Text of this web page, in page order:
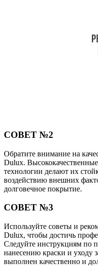
СОВЕТ №2
Обратите внимание на
Dulux.
технологии делают их
воздействию внешних
долговечное покрытие.
СОВЕТ №3
Используйте советы и
Dulux, чтобы достичь
Следуйте инструкциям по
нанесению краски и уходу
выполнен качественно и